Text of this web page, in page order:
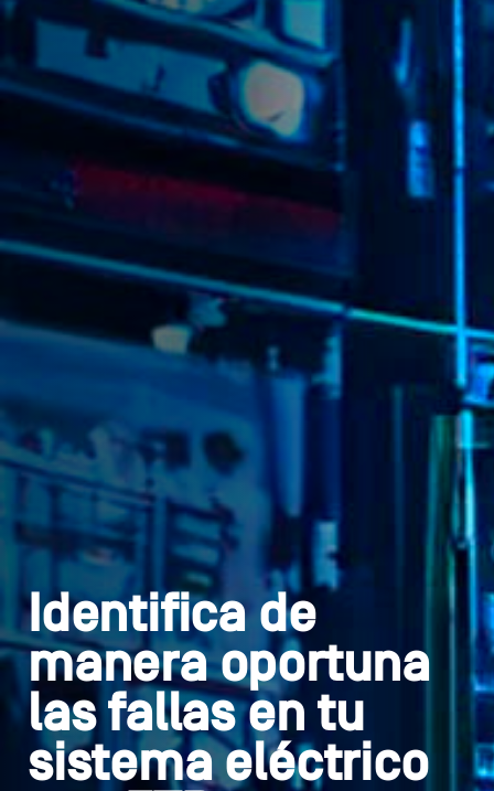
Identifica de
manera oportuna
las fallas en tu
sistema eléctrico